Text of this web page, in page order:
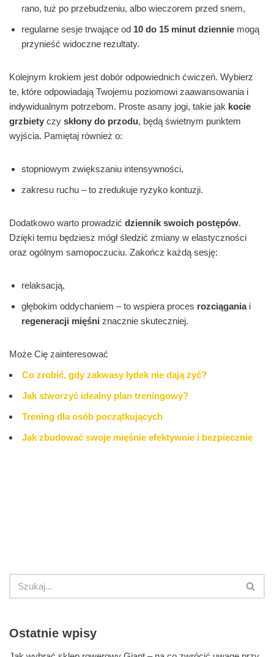
rano, tuż po przebudzeniu, albo wieczorem przed snem,
regularne sesje trwające od 10 do 15 minut dziennie mogą
przynieść widoczne rezultaty.
Kolejnym krokiem jest dobór odpowiednich ćwiczeń. Wybierz
te, które odpowiadają Twojemu poziomowi zaawansowania i
indywidualnym potrzebom. Proste asany jogi, takie jak kocie
grzbiety czy skłony do przodu, będą świetnym punktem
wyjścia. Pamiętaj również o:
stopniowym zwiększaniu intensywności,
zakresu ruchu – to zredukuje ryzyko kontuzji.
Dodatkowo warto prowadzić dziennik swoich postępów.
Dzięki temu będziesz mógł śledzić zmiany w elastyczności
oraz ogólnym samopoczuciu. Zakończ każdą sesję:
relaksacją,
głębokim oddychaniem – to wspiera proces rozciąganiai
regeneracji mięśni znacznie skuteczniej.
Może Cię zainteresować
Co zrobić, gdy zakwasy łydek nie dają żyć?
Jak stworzyć idealny plan treningowy?
Trening dla osób początkujących
Jak zbudować swoje mięśnie efektywnie i bezpiecznie
Ostatnie wpisy